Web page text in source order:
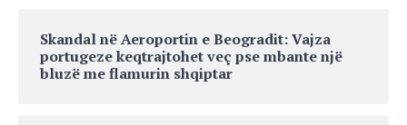
Skandal në Aeroportin e Beogradit: Vajza
portugeze keqtrajtohet veç pse mbante një
bluzë me flamurin shqiptar